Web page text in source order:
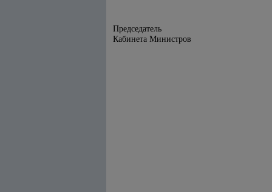
Председатель
Кабинета Министров